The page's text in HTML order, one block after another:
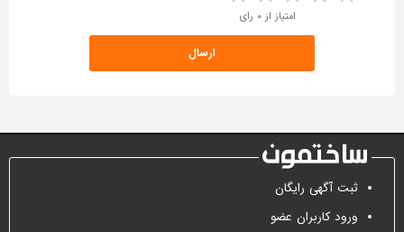
امتیاز از ۰ رای
ثبت آگهی رایگان
ورود کاربران عضو